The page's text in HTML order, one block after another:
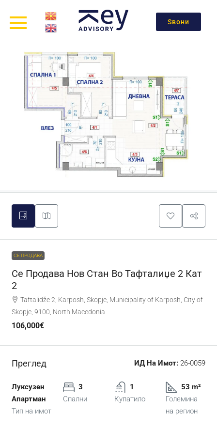
Ѕвони
СЕ ПРОДАВА
Се Продава Нов Стан Во Тафталиџе 2 Кат
2
Taftalidže 2, Karposh, Skopje, Municipality of Karposh, City of
Skopje, 9100, North Macedonia
106,000€
Преглед ИД На Имот: 26-0059
Луксузен
Апартман
Тип на имот
3
Спални
1
Купатило
53 m²
Големина
на регион